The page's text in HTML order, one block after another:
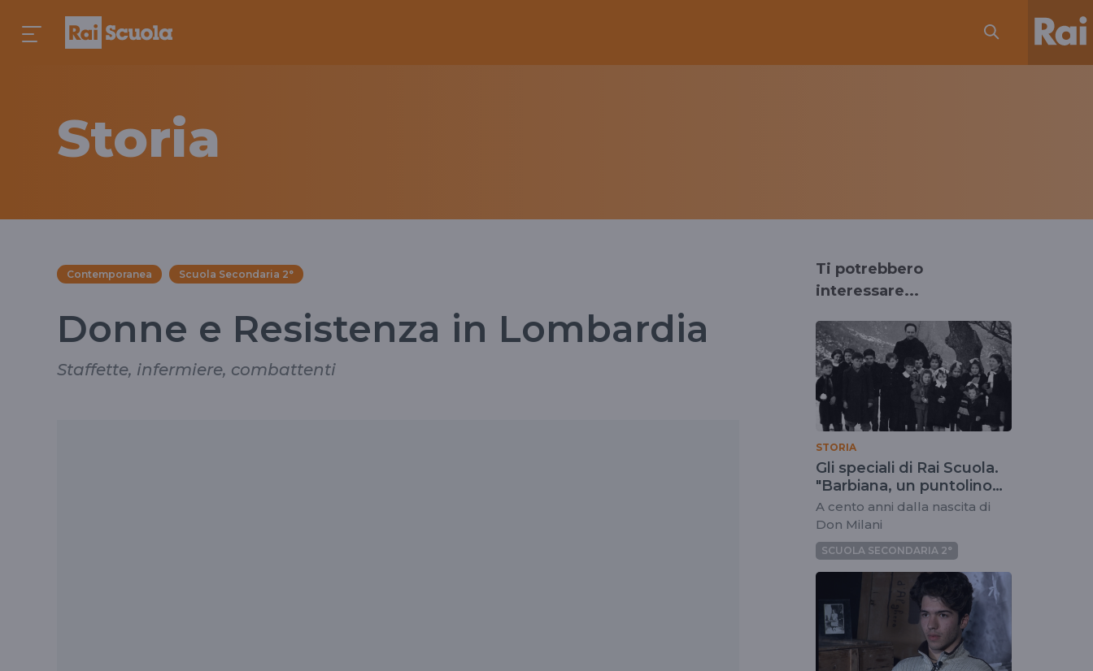
Storia
Contemporanea Scuola Secondaria 2°
Donne e Resistenza in Lombardia
Staffette, infermiere, combattenti
Ti potrebbero
interessare...
STORIA
Gli speciali di Rai Scuola.
"Barbiana, un puntolino
nell'universo"
A cento anni dalla nascita di
Don Milani
SCUOLA SECONDARIA 2°